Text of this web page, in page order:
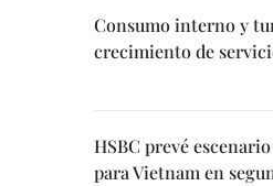
Consumo interno y
crecimiento de
HSBC prevé
para Vietnam en